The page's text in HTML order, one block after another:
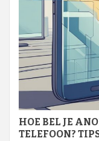
HOE BEL JE
TELEFOON?